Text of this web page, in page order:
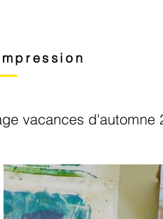
vacances d'automne